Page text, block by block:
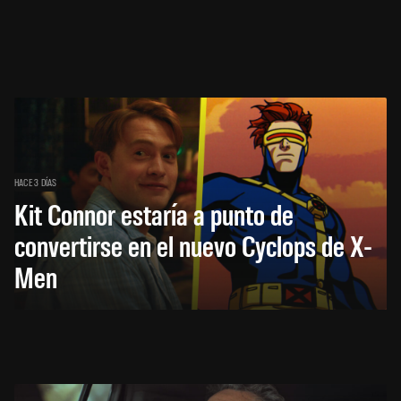
HACE 3 DÍAS
Kit Connor estaría a punto de
convertirse en el nuevo Cyclops de X-
Men